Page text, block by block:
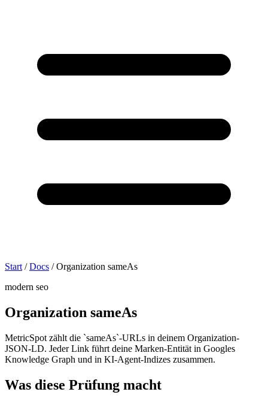
Start / Docs / Organization sameAs
modern seo
Organization sameAs
MetricSpot zählt die `sameAs`-URLs in deinem Organization-
JSON-LD. Jeder Link führt deine Marken-Entität in Googles
Knowledge Graph und in KI-Agent-Indizes zusammen.
Was diese Prüfung macht